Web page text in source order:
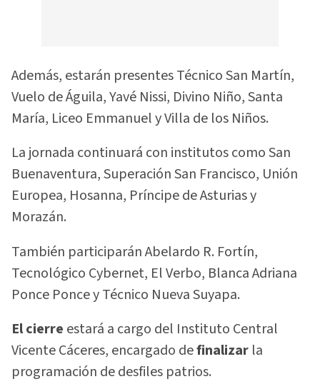
Además, estarán presentes Técnico San Martín,
Vuelo de Águila, Yavé Nissi, Divino Niño, Santa
María, Liceo Emmanuel y Villa de los Niños.
La jornada continuará con institutos como San
Buenaventura, Superación San Francisco, Unión
Europea, Hosanna, Príncipe de Asturias y
Morazán.
También participarán Abelardo R. Fortín,
Tecnológico Cybernet, El Verbo, Blanca Adriana
Ponce Ponce y Técnico Nueva Suyapa.
El cierre estará a cargo del Instituto Central
Vicente Cáceres, encargado definalizar la
programación de desfiles patrios.